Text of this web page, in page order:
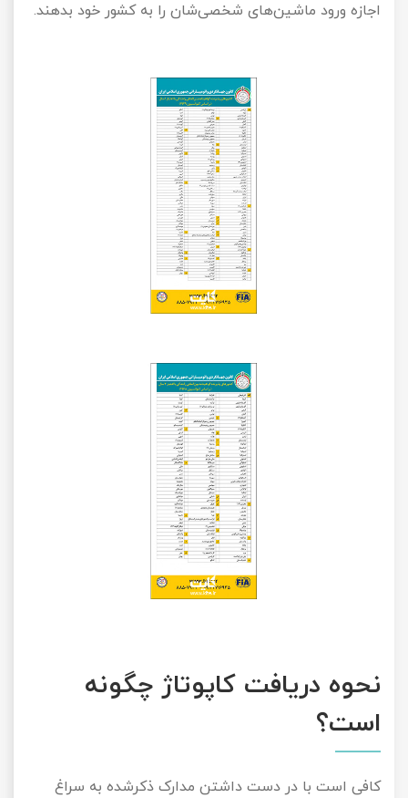
اجازه ورود ماشین‌های شخصی‌شان را به کشور خود بدهند.
نحوه دریافت کاپوتاژ چگونه
است؟
کافی است با در دست داشتن مدارک ذکر‌شده به سراغ